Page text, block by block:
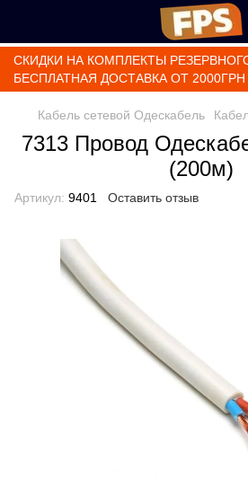
СКИДКИ НА КОМПЛЕКТЫ
БЕСПЛАТНАЯ ДОСТАВКА ОТ 2000ГРН
Кабель сетевой Одескабель
7313 Провод
(200м)
Артикул: 9401 Оставить отзыв